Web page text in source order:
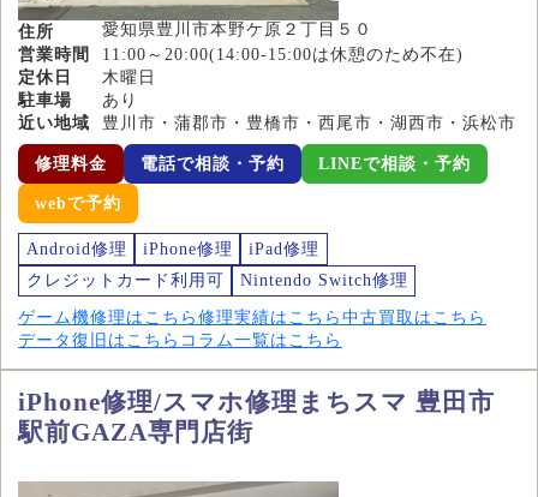
住所
愛知県豊川市本野ケ原２丁目５０
営業時間
11:00～20:00(14:00-15:00は休憩のため不在)
定休日
木曜日
駐車場
あり
近い地域
豊川市・蒲郡市・豊橋市・西尾市・湖西市・浜松市
修理料金 電話で相談・予約 LINEで相談・予約
webで予約
Android修理 iPhone修理
iPad修理
クレジットカード利用可
Nintendo Switch修理
ゲーム機修理はこちら 修理実績はこちら 中古買取はこちら
データ復旧はこちら コラム一覧はこちら
iPhone修理/スマホ修理まちスマ 豊田市
駅前GAZA専門店街